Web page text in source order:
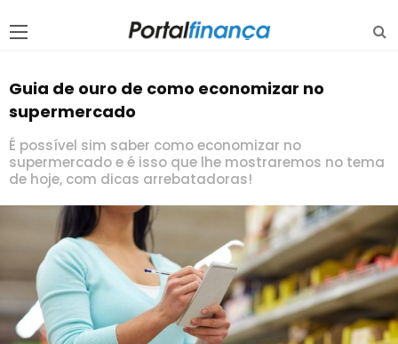
Guia de ouro de como economizar no
supermercado
É possível sim saber como economizar no
supermercado e é isso que lhe mostraremos no tema
de hoje, com dicas arrebatadoras!